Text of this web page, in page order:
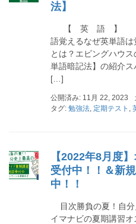
法】
【 英 語 】 目次
語覚えるなぜ英単語
とは？エビングハウ
単語暗記法】の紹介
[…]
公開済み: 11月 22, 2023
タグ: 勉強法, 定期テスト ,
【2022年8月度
受付中！！＆新
中！！
目次勝負の夏！自分
イマナビの夏期講習